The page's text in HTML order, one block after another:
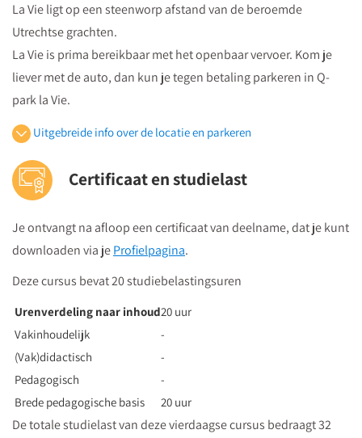
La Vie ligt op een steenworp afstand van de beroemde
Utrechtse grachten.
La Vie is prima bereikbaar met het openbaar vervoer. Kom je
liever met de auto, dan kun je tegen betaling parkeren in Q-
park la Vie.
Je volgt vanuit Utrecht Centraal Station de bewegwijzeringborden
vervolgens vanuit winkelcentrum "Hoog Catharijne" volgt u de
borden "Vredenburg".
Regardz La Vie Utrecht bevindt zich tegenover het Vredenburg
St.Jacobsstraat/Lange Viestraat.
Je kunt het meeting center bereiken via
kantorencomplex "La Vie" aan de St. Jacobsstraat
borden op de 4e etage zie je in welke zaal je moet zijn en daar
kun je dan direct naartoe.
Uitgebreide info over de locatie en parkeren
Certificaat en studielast
Je ontvangt na afloop een certificaat van deelname, dat je kunt
downloaden via jeProfielpagina.
Deze cursus bevat 20 studiebelastingsuren
Urenverdeling naar inhoud20 uur
Vakinhoudelijk
-
(Vak)didactisch
-
Pedagogisch
-
Brede pedagogische basis
20 uur
De totale studielast van deze vierdaagse cursus bedraagt 32